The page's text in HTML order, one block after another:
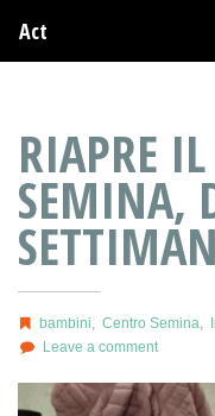
Act
RIAPRE
SEMINA,
bambini Centro Semina
Leave a comment